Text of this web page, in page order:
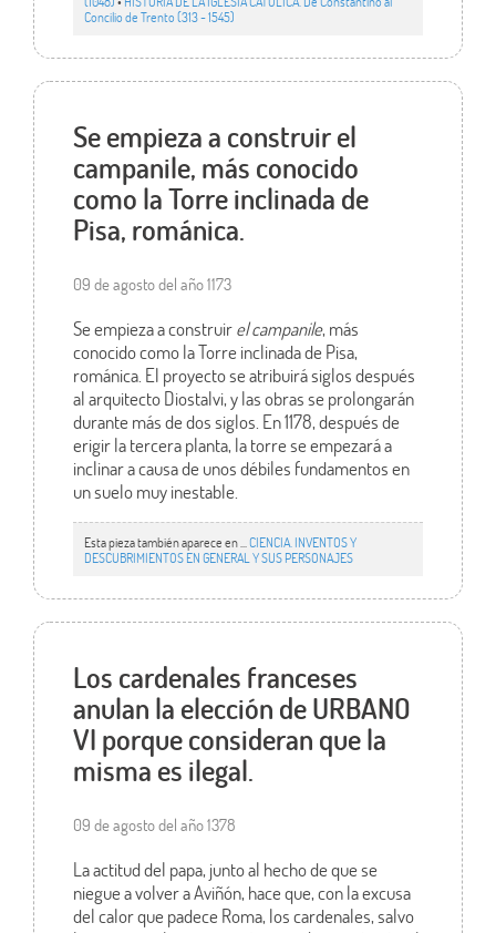
Concilio de Trento (313 - 1545)
Se empieza a construir el
campanile, más conocido
como la Torre inclinada de
Pisa, románica.
09 de agosto del año 1173
Se empieza a construirel campanile, más
conocido como la Torre inclinada de Pisa,
románica. El proyecto se atribuirá siglos después
al arquitecto Diostalvi, y las obras se prolongarán
durante más de dos siglos. En 1178, después de
erigir la tercera planta, la torre se empezará a
inclinar a causa de unos débiles fundamentos en
un suelo muy inestable.
Esta pieza también aparece en ... CIENCIA. INVENTOS Y
DESCUBRIMIENTOS EN GENERAL Y SUS PERSONAJES
Los cardenales franceses
anulan la elección de URBANO
VI porque consideran que la
misma es ilegal.
09 de agosto del año 1378
La actitud del papa, junto al hecho de que se
niegue a volver a Aviñón, hace que, con la excusa
del calor que padece Roma, los cardenales, salvo